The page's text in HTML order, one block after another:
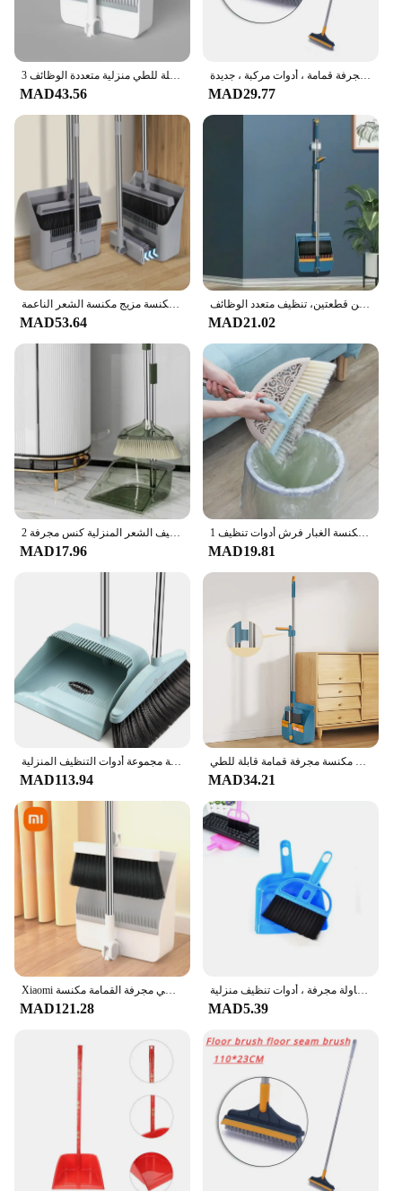
3 في 1 مكنسة مجرفة مجموعة فرشاة أرضية لوازم تنظيف الحمام للتدبير المنزلي ممسحة قابلة للطي منزلية متعددة الوظائف
MAD43.56
مجموعة مجرفة قابلة للطي ، ماسحات منزلية ، مكنسة شعر ، مجرفة قمامة ، أدوات مركبة ، جديدة
MAD29.77
مكنسة كنس منزلية معاول القمامة أدوات تنظيف مجموعات 3 في 1 4 أقسام القطب سماكة مكنسة مزيج مكنسة الشعر الناعمة
MAD53.64
مجموعة مكنسة منزلية، مجموعة مكنسة دوارة طويلة القضيب، مكنسة مكونة من قطعتين، تنظيف متعدد الوظائف
MAD21.02
2 قطعة مجموعة مكنسة قابلة للطي مجموعة مجرفة عمودية شفافة غرفة نوم غير عصا أدوات تنظيف الشعر المنزلية كنس مجرفة
MAD17.96
1 قطعة مكنسة المنزلية إزالة الشعر مشط الحمام الشعر المجاري تنظيف فرشاة مكنسة الغبار فرش أدوات تنظيف
MAD19.81
تنظيف فرشاة مكنسة مجرفة مجموعة المنزل ل الطابق مكنسة تنظيف القمامة الوقوف مكنسة مجرفة مجموعة أدوات التنظيف المنزلية
MAD113.94
مجموعة مكنسة مكنسة منزلية مجموعة مجرفة رأس فرشاة كنس مكنسة اكتساح فردية مكنسة مجرفة قمامة قابلة للطي
MAD34.21
Xiaomi مكنسة مجموعة مكنسة منزلية مكنسة مجموعة مجرفة رأس فرشاة كنس مكنسة فردية قابلة للطي مجرفة القمامة مكنسة
MAD121.28
مجموعة فرش تنظيف صغيرة ، مكنسة صغيرة ، مكنسة سطح المكتب ، تنظيف القمامة ، طاولة مجرفة ، أدوات تنظيف منزلية
MAD5.39